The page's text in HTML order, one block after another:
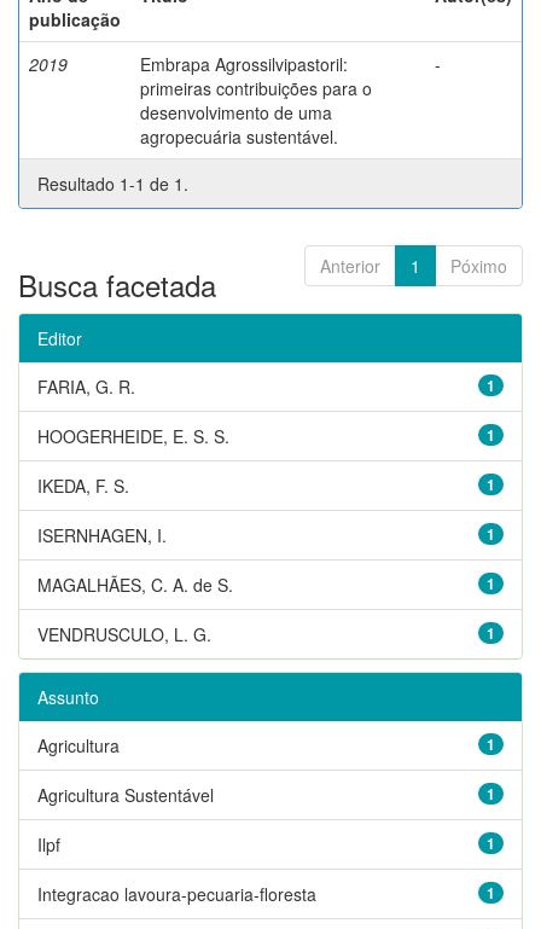
publicação
2019
Embrapa Agrossilvipastoril:
primeiras contribuições para o
desenvolvimento de uma
agropecuária sustentável.
-
Resultado 1-1 de 1.
Anterior 1 Póximo
Busca facetada
Editor
1
FARIA, G. R.
1
HOOGERHEIDE, E. S. S.
1
IKEDA, F. S.
1
ISERNHAGEN, I.
1
MAGALHÃES, C. A. de S.
1
VENDRUSCULO, L. G.
Assunto
1
Agricultura
1
Agricultura Sustentável
1
Ilpf
1
Integracao lavoura-pecuaria-floresta